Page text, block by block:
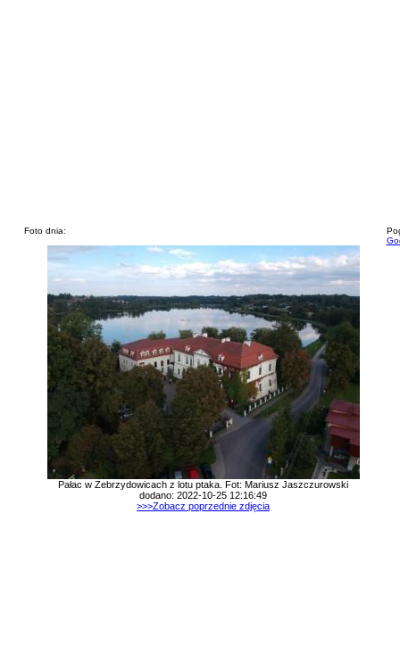
Foto dnia:
Pałac w Zebrzydowicach z lotu ptaka. Fot: Mariusz Jaszczurowski
dodano: 2022-10-25 12:16:49
>>>Zobacz poprzednie zdjęcia